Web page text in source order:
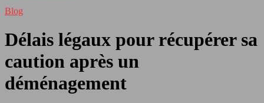
Blog
Délais légaux pour récupérer sa
caution après un
déménagement